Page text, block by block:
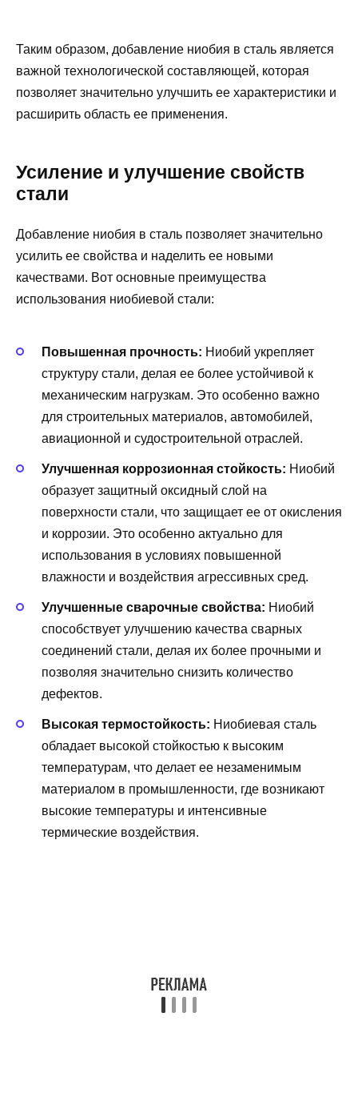
Таким образом, добавление ниобия в сталь является
важной технологической составляющей, которая
позволяет значительно улучшить ее характеристики и
расширить область ее применения.
Усиление и улучшение свойств
стали
Добавление ниобия в сталь позволяет значительно
усилить ее свойства и наделить ее новыми
качествами. Вот основные преимущества
использования ниобиевой стали:
Повышенная прочность: Ниобий укрепляет
структуру стали, делая ее более устойчивой к
механическим нагрузкам. Это особенно важно
для строительных материалов, автомобилей,
авиационной и судостроительной отраслей.
Улучшенная коррозионная стойкость: Ниобий
образует защитный оксидный слой на
поверхности стали, что защищает ее от окисления
и коррозии. Это особенно актуально для
использования в условиях повышенной
влажности и воздействия агрессивных сред.
Улучшенные сварочные свойства: Ниобий
способствует улучшению качества сварных
соединений стали, делая их более прочными и
позволяя значительно снизить количество
дефектов.
Высокая термостойкость: Ниобиевая сталь
обладает высокой стойкостью к высоким
температурам, что делает ее незаменимым
материалом в промышленности, где возникают
высокие температуры и интенсивные
термические воздействия.